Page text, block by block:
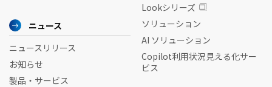
ニュース
ニュースリリース
お知らせ
製品・サービス
Lookシリーズ
ソリューション
AI ソリューション
Copilot利用状況見える化サー
ビス